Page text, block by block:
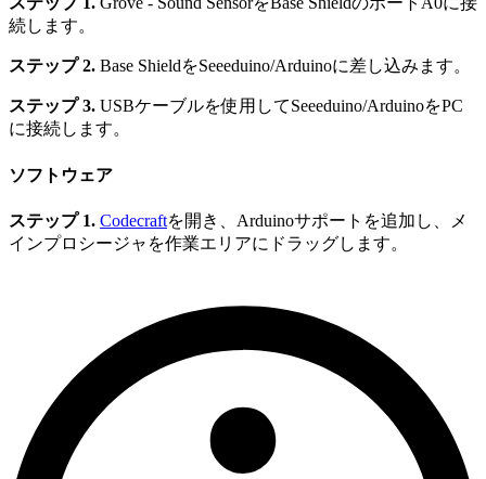
続します。
ステップ 2. Base ShieldをSeeeduino/Arduinoに差し込みます。
ステップ 3. USBケーブルを使用してSeeeduino/ArduinoをPC
に接続します。
ソフトウェア
ステップ 1. Codecraftを開き、Arduinoサポートを追加し、メ
インプロシージャを作業エリアにドラッグします。